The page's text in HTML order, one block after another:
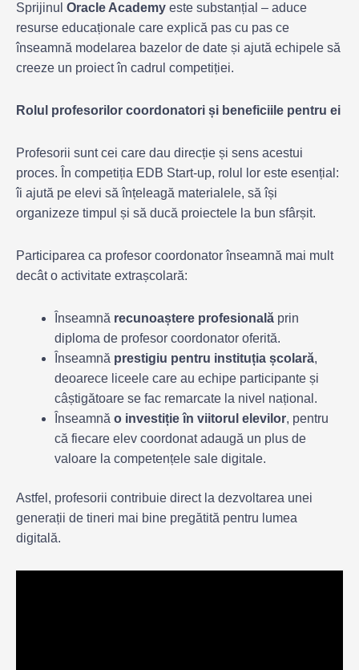
Sprijinul Oracle Academy este substanțial – aduce
resurse educaționale care explică pas cu pas ce
înseamnă modelarea bazelor de date și ajută echipele să
creeze un proiect în cadrul competiției.
Rolul profesorilor coordonatori și beneficiile pentru ei
Profesorii sunt cei care dau direcție și sens acestui
proces. În competiția EDB Start-up, rolul lor este esențial:
îi ajută pe elevi să înțeleagă materialele, să își
organizeze timpul și să ducă proiectele la bun sfârșit.
Participarea ca profesor coordonator înseamnă mai mult
decât o activitate extrașcolară:
Înseamnă recunoaștere profesională prin
diploma de profesor coordonator oferită.
Înseamnă prestigiu pentru instituția școlară,
deoarece liceele care au echipe participante și
câștigătoare se fac remarcate la nivel național.
Înseamnă o investiție în viitorul elevilor, pentru
că fiecare elev coordonat adaugă un plus de
valoare la competențele sale digitale.
Astfel, profesorii contribuie direct la dezvoltarea unei
generații de tineri mai bine pregătită pentru lumea
digitală.